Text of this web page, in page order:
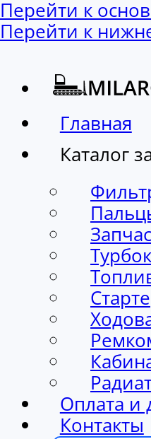
Перейти к
Перейти к
Главная
Каталог
Оплата и
Контакты